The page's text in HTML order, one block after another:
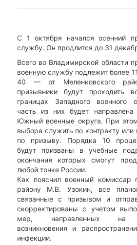
С 1 октября начался осенний
службу. Он продлится до 31
Всего во Владимирской области
военную службу подлежит более
40 — от Меленковского
призывники будут проходить
границах Западного военного
часть из них будет
Южный военные округа. При
выбора служить по контракту
по призыву. Порядка 10
будут призваны в учебные
окончания которых смогут
любой точке России.
Как пояснил военный комиссар
району М.В. Узокин, все
связанные с призывом и
скорректированы с учетом
мер, направленных на
возникновения и
инфекции.